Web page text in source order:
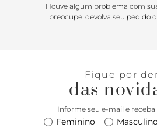
Houve algum problema com
preocupe: devolva seu pedido
Fique por
das
Informe seu e-mail e receba
Feminino